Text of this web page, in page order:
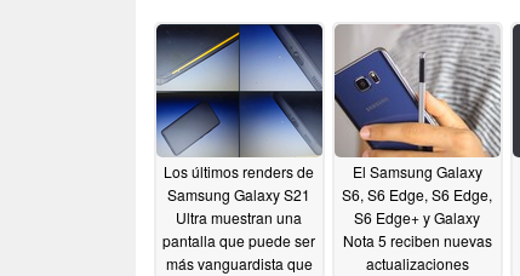
Los últimos renders de
Samsung Galaxy S21
Ultra muestran una
pantalla que puede ser
más vanguardista que
El Samsung Galaxy
S6, S6 Edge, S6 Edge,
S6 Edge+ y Galaxy
Nota 5 reciben nuevas
actualizaciones